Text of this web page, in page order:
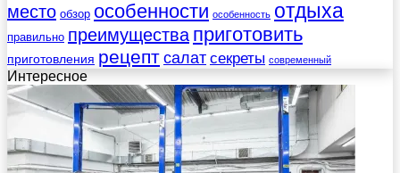
место обзор особенности особенность отдыха
правильно преимущества приготовить
приготовления рецепт салат секреты современный
Интересное